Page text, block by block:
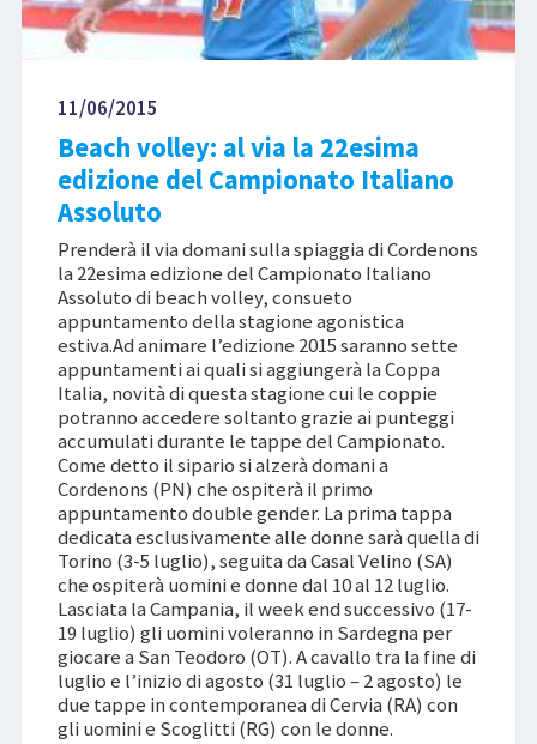
11/06/2015
Beach volley: al via la 22esima
edizione del Campionato Italiano
Assoluto
Prenderà il via domani sulla spiaggia di Cordenons
la 22esima edizione del Campionato Italiano
Assoluto di beach volley, consueto
appuntamento della stagione agonistica
estiva.Ad animare l’edizione 2015 saranno sette
appuntamenti ai quali si aggiungerà la Coppa
Italia, novità di questa stagione cui le coppie
potranno accedere soltanto grazie ai punteggi
accumulati durante le tappe del Campionato.
Come detto il sipario si alzerà domani a
Cordenons (PN) che ospiterà il primo
appuntamento double gender. La prima tappa
dedicata esclusivamente alle donne sarà quella di
Torino (3-5 luglio), seguita da Casal Velino (SA)
che ospiterà uomini e donne dal 10 al 12 luglio.
Lasciata la Campania, il week end successivo (17-
19 luglio) gli uomini voleranno in Sardegna per
giocare a San Teodoro (OT). A cavallo tra la fine di
luglio e l’inizio di agosto (31 luglio – 2 agosto) le
due tappe in contemporanea di Cervia (RA) con
gli uomini e Scoglitti (RG) con le donne.